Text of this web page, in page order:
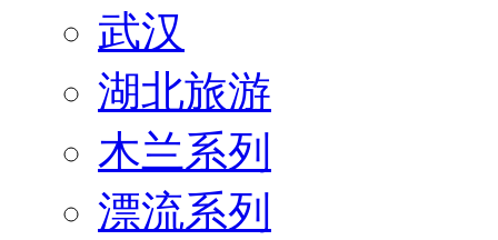
武汉
湖北旅游
木兰系列
漂流系列